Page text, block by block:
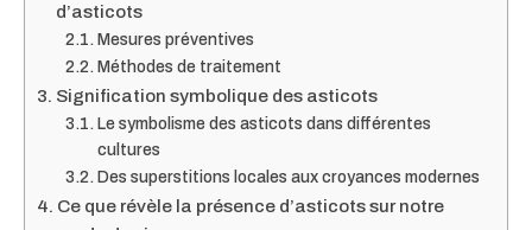
d’asticots
Mesures préventives
Méthodes de traitement
Signification symbolique des asticots
Le symbolisme des asticots dans différentes
cultures
Des superstitions locales aux croyances modernes
Ce que révèle la présence d’asticots sur notre